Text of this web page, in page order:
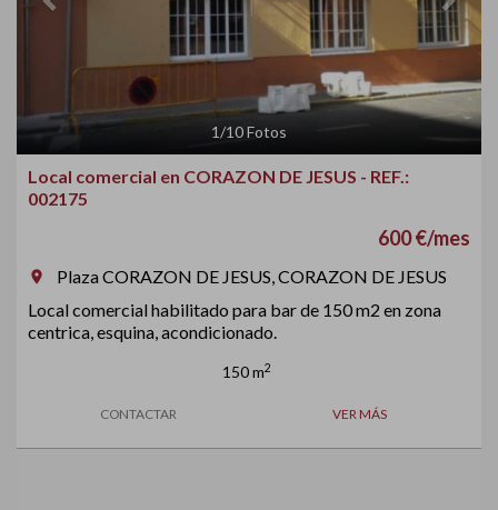
1/10Fotos
Local comercial en CORAZON DE JESUS - REF.:
002175
600 €/mes
room
Plaza CORAZON DE JESUS, CORAZON DE JESUS
Local comercial habilitado para bar de 150 m2 en zona
centrica, esquina, acondicionado.
150 m2
CONTACTAR VER MÁS